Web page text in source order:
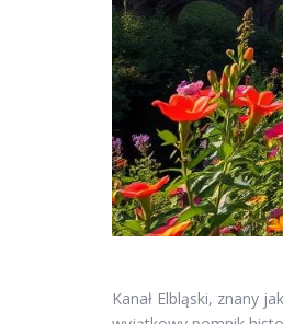
Kanał Elbląski, znany